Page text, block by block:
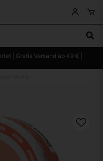
| Gratis Versand ab 49 € |